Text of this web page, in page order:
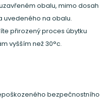
obalu, mimo dosah
uvedeného na obalu.
přirozený proces úbytku
vyšším než 30°c.
bezpečnostního